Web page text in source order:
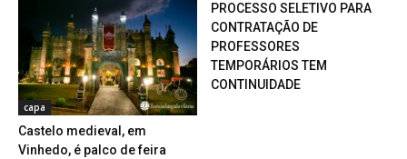
capa
Castelo medieval, em
Vinhedo, é palco de feira
PROCESSO SELETIVO PARA
CONTRATAÇÃO DE
PROFESSORES
TEMPORÁRIOS TEM
CONTINUIDADE